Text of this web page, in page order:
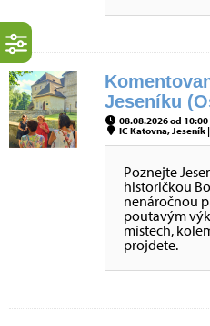
Jeseníku
08.08.2026 od
IC Katovna, Jeseník |
Poznejte
historičkou
nenáročnou
poutavým
místech,
projdete.